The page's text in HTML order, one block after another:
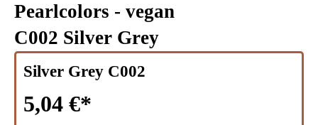
Pearlcolors - vegan
C002 Silver Grey
Silver Grey C002
5,04 €